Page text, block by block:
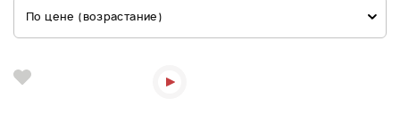
По цене (возрастание)